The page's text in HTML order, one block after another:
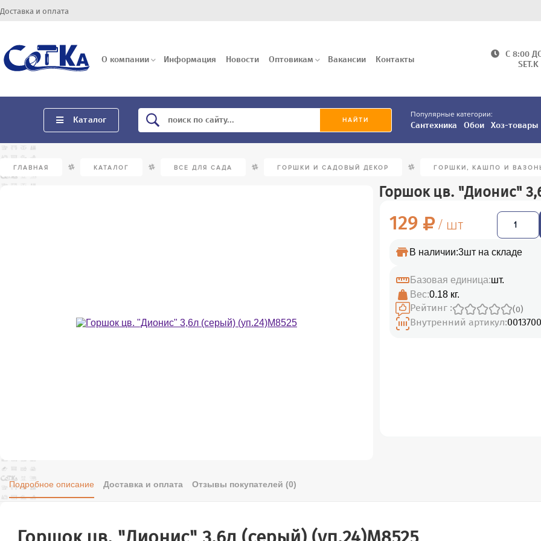
Доставка и оплата
О компании Информация Новости Оптовикам Вакансии Контакты
C 8:00
SET.K
Каталог Популярные категории:
Сантехника Обои Хоз-товары
ГЛАВНАЯ / КАТАЛОГ / ВСЕ ДЛЯ САДА / ГОРШКИ И САДОВЫЙ ДЕКОР / ГОРШКИ, КАШПО И
Горшок цв. "Дионис"
129 / шт
В наличии:3шт на складе
Базовая единица:шт.
Вес:0.18 кг.
Рейтинг : (0)
Внутренний артикул:
Подробное описание Доставка и оплата Отзывы покупателей (0)